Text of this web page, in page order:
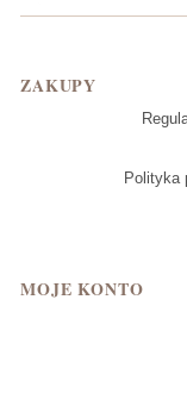
Linki w stopce
ZAKUPY
Polityka
MOJE KONTO